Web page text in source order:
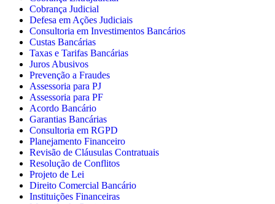
Cobrança Judicial
Defesa em Ações Judiciais
Consultoria em Investimentos Bancários
Custas Bancárias
Taxas e Tarifas Bancárias
Juros Abusivos
Prevenção a Fraudes
Assessoria para PJ
Assessoria para PF
Acordo Bancário
Garantias Bancárias
Consultoria em RGPD
Planejamento Financeiro
Revisão de Cláusulas Contratuais
Resolução de Conflitos
Projeto de Lei
Direito Comercial Bancário
Instituições Financeiras